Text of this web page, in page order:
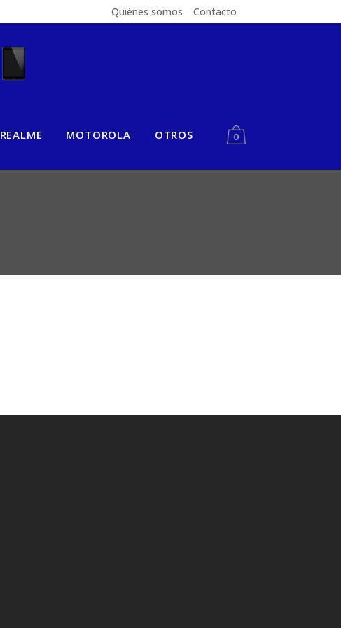
Quiénes somos Contacto
REALME MOTOROLA OTROS 0